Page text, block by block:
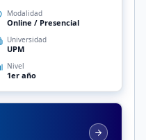
Modalidad
Online / Presencial
Universidad
UPM
Nivel
1er año